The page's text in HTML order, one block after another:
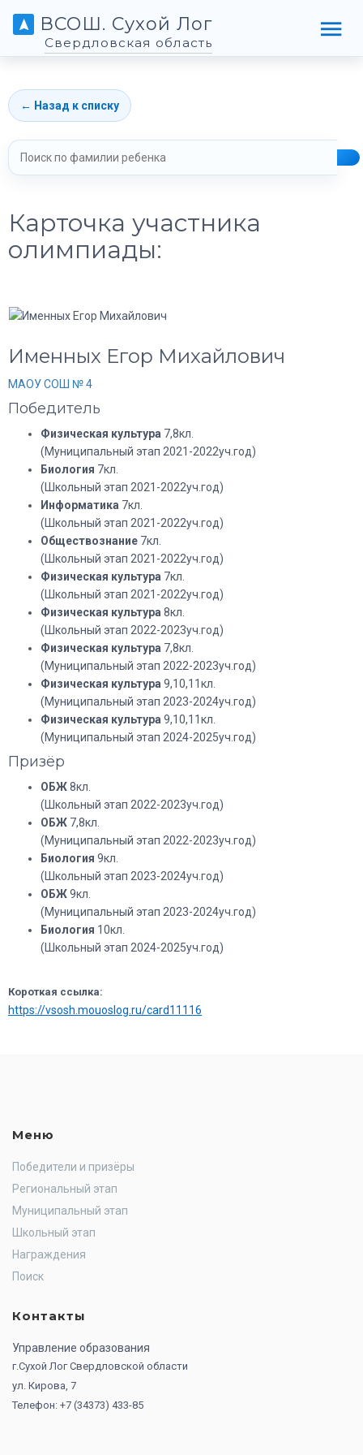
ВСОШ. Сухой Лог
Свердловская область
← Назад к списку
Карточка участника
олимпиады:
Именных Егор Михайлович
МАОУ СОШ № 4
Победитель
Физическая культура 7,8кл.
(Муниципальный этап 2021-2022уч.год)
Биология 7кл.
(Школьный этап 2021-2022уч.год)
Информатика 7кл.
(Школьный этап 2021-2022уч.год)
Обществознание 7кл.
(Школьный этап 2021-2022уч.год)
Физическая культура 7кл.
(Школьный этап 2021-2022уч.год)
Физическая культура 8кл.
(Школьный этап 2022-2023уч.год)
Физическая культура 7,8кл.
(Муниципальный этап 2022-2023уч.год)
Физическая культура 9,10,11кл.
(Муниципальный этап 2023-2024уч.год)
Физическая культура 9,10,11кл.
(Муниципальный этап 2024-2025уч.год)
Призёр
ОБЖ8кл.
(Школьный этап 2022-2023уч.год)
ОБЖ 7,8кл.
(Муниципальный этап 2022-2023уч.год)
Биология 9кл.
(Школьный этап 2023-2024уч.год)
ОБЖ9кл.
(Муниципальный этап 2023-2024уч.год)
Биология 10кл.
(Школьный этап 2024-2025уч.год)
Короткая ссылка:
https://vsosh.mouoslog.ru/card11116
Меню
Победители и призёры
Региональный этап
Муниципальный этап
Школьный этап
Награждения
Поиск
Контакты
Управление образования
г.Сухой Лог Свердловской области
ул. Кирова, 7
Телефон: +7 (34373) 433-85